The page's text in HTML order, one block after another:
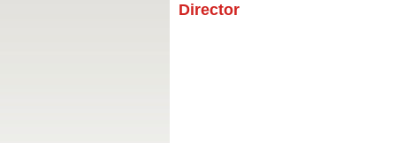
Director